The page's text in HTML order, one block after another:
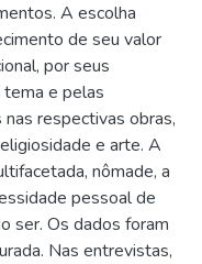
A escolha
de seu valor
por seus
e pelas
respectivas obras,
e arte. A
nômade, a
pessoal de
ser. Os dados foram
Nas entrevistas,